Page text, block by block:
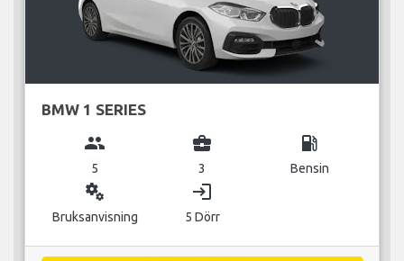
BMW 1 SERIES
group
5
business_center
3
local_gas_station
Bensin
miscellaneous_services
Bruksanvisning
login
5 Dörr